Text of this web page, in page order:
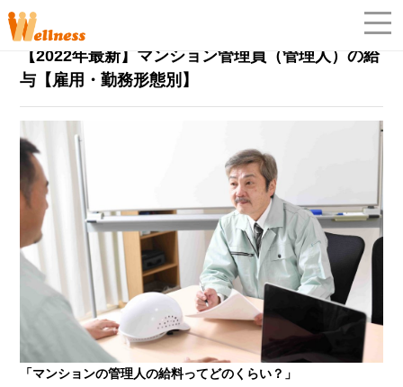
マンション管理員
【2022年最新】マンション管理員（管理人）の給
与【雇用・勤務形態別】
「マンションの管理人の給料ってどのくらい？」